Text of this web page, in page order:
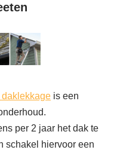
is een
per 2 jaar het dak te
schakel hiervoor een